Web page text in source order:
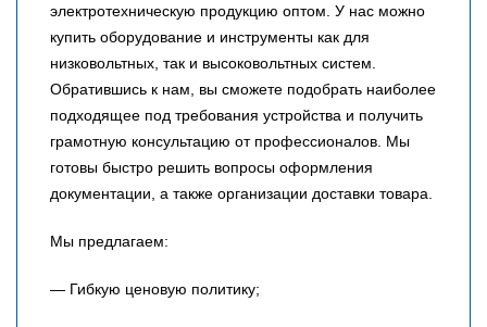
электротехническую продукцию оптом. У нас можно
купить оборудование и инструменты как для
низковольтных, так и высоковольтных систем.
Обратившись к нам, вы сможете подобрать наиболее
подходящее под требования устройства и получить
грамотную консультацию от профессионалов. Мы
готовы быстро решить вопросы оформления
документации, а также организации доставки товара.
Мы предлагаем:
— Гибкую ценовую политику;